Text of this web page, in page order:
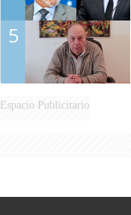
5
Espacio Publicitario